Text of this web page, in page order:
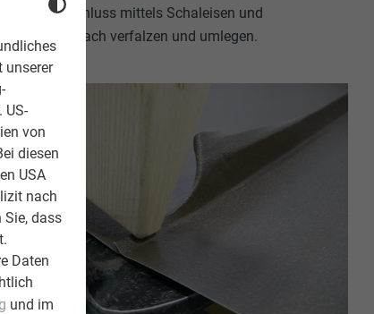
unserer
US-
von
diesen
USA
nach
Sie, dass
Daten
und im
Traufenabschluss mittels Schaleisen und
einfach verfalzen und umlegen.